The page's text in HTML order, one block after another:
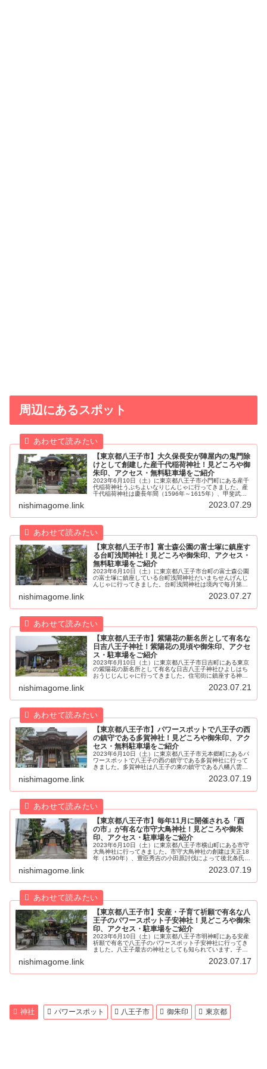
周辺にあるスポット
【東京都八王子市】大久保長安が陣屋内の鬼門除
けとして創建した産千代稲荷神社！見どころや御
朱印、アクセス・無料駐車場をご紹介
2023年6月10日（土）に東京都八王子市小門町にある産千
代稲荷神社うぶちよいなりじんじゃに行ってきました。産
千代稲荷神社は慶長年間（1596年～1615年）、甲斐武田
nishimagome.link 2023.07.29
【東京都八王子市】富士森公園の富士塚に鎮座す
る台町浅間神社！見どころや御朱印、アクセス・
無料駐車場をご紹介
2023年6月10日（土）に東京都八王子市台町の富士森公園
の富士塚に鎮座している台町浅間神社だいまちせんげんじ
んじゃに行ってきました。台町浅間神社は境内で毎月第2
nishimagome.link 2023.07.27
【東京都八王子市】紫陽花の新名所として有名な
日吉八王子神社！紫陽花の見頃や御朱印、アクセ
ス・駐車場をご紹介
2023年6月10日（土）に東京都八王子市日吉町にある東京
の紫陽花の新名所として有名な日吉八王子神社ひよしはち
おうじじんじゃに行ってきました。住宅街に鎮座する神社
nishimagome.link 2023.07.21
【東京都八王子市】パワースポットで八王子の西
の鎮守である多賀神社！見どころや御朱印、アク
セス・無料駐車場をご紹介
2023年6月10日（土）に東京都八王子市元本郷町にあるパ
ワースポットで八王子の西の鎮守である多賀神社に行って
きました。多賀神社は八王子の東の鎮守である八幡八雲神
nishimagome.link 2023.07.19
【東京都八王子市】毎年11月に開催される「酉
の市」が有名な市守大鳥神社！見どころや御朱
印、アクセス・駐車場をご紹介
2023年6月10日（土）に東京都八王子市横山町にある市守
大鳥神社に行ってきました。市守大鳥神社の創建は天正18
年（1590年）、豊臣秀吉の小田原討伐によって後北条氏の
nishimagome.link 2023.07.19
【東京都八王子市】安産・子育て祈願で有名な八
王子のパワースポット子安神社！見どころや御朱
印、アクセス・駐車場をご紹介
2023年6月10日（土）に東京都八王子市明神町にある安産
祈願で有名で八王子のパワースポット子安神社に行ってき
ました。八王子最古の神社としても知られています。子安
nishimagome.link 2023.07.17
神社 パワースポット 八王子市 御朱印 東京都